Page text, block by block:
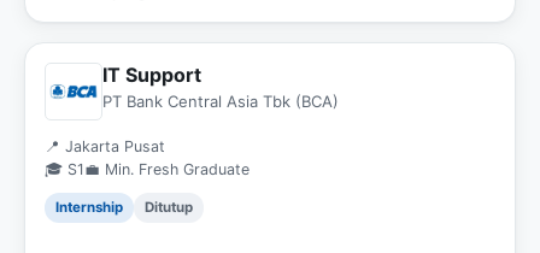
IT Support
PT Bank Central Asia Tbk (BCA)
📍 Jakarta Pusat
🎓 S1 💼 Min. Fresh Graduate
Internship Ditutup